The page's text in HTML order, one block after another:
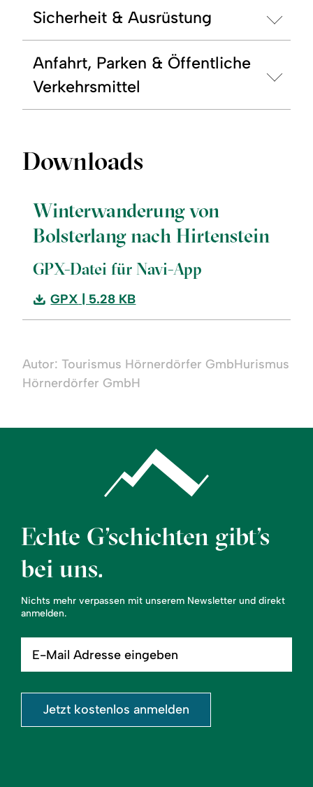
Sicherheit & Ausrüstung
Anfahrt, Parken & Öffentliche
Verkehrsmittel
Downloads
Winterwanderung von
Bolsterlang nach Hirtenstein
GPX-Datei für Navi-App
Download:
Winterwanderung
Bolsterlang
nach
GPX | 5.28 KB
Autor: Tourismus Hörnerdörfer GmbHurismus
Hörnerdörfer GmbH
Echte G’schichten gibt’s
bei uns.
Nichts mehr verpassen mit unserem Newsletter und direkt
anmelden.
Mail
eingeben
Jetzt kostenlos anmelden